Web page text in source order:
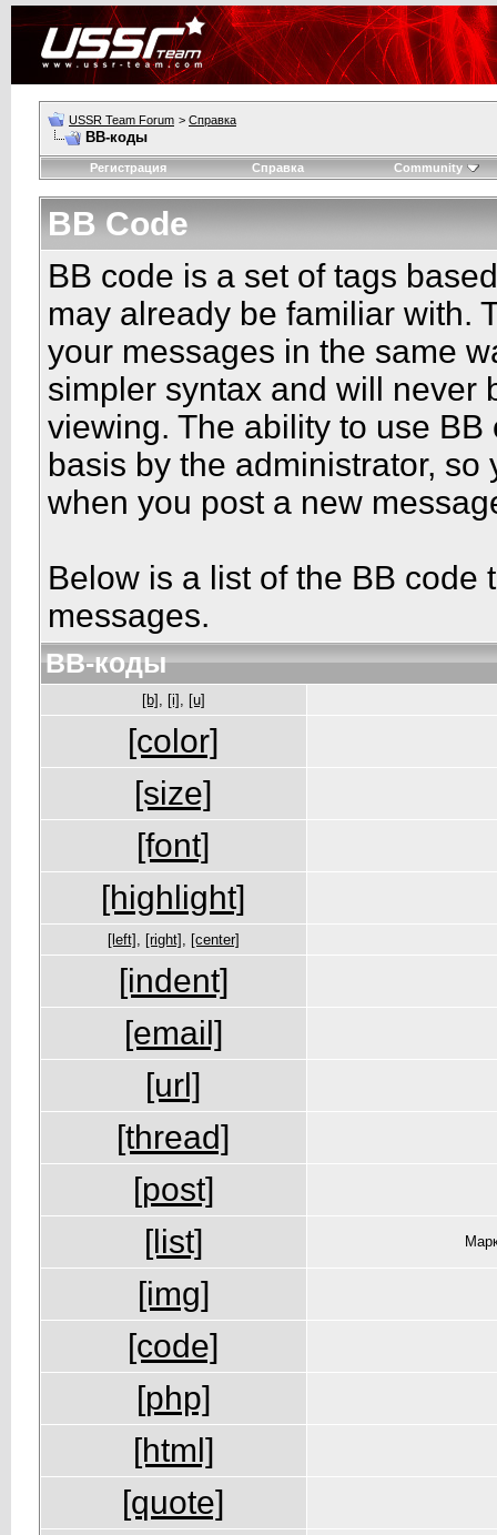
USSR Team Forum > Справка
BB-коды
Регистрация Справка Community
BB Code
BB code is a set of tags
may already be familiar with.
your messages in the same
simpler syntax and will never
viewing. The ability to use
basis by the administrator,
when you post a new
Below is a list of the BB code
messages.
BB-коды
[b] , [i] , [u]
[color]
[size]
[font]
[highlight]
[left] , [right] , [center]
[indent]
[email]
[url]
[thread]
[post]
[list]
[img]
[code]
[php]
[html]
[quote]